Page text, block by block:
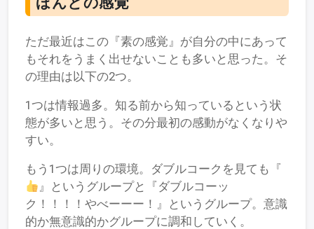
ただ最近はこの『素の感覚』が自分の中にあって
もそれをうまく出せないことも多いと思った。そ
の理由は以下の2つ。
1つは情報過多。知る前から知っているという状
態が多いと思う。その分最初の感動がなくなりや
すい。
もう1つは周りの環境。ダブルコークを見ても『
』というグループと『ダブルコーッ
ク！！！！やべーーー！』というグループ。意識
的か無意識的かグループに調和していく。